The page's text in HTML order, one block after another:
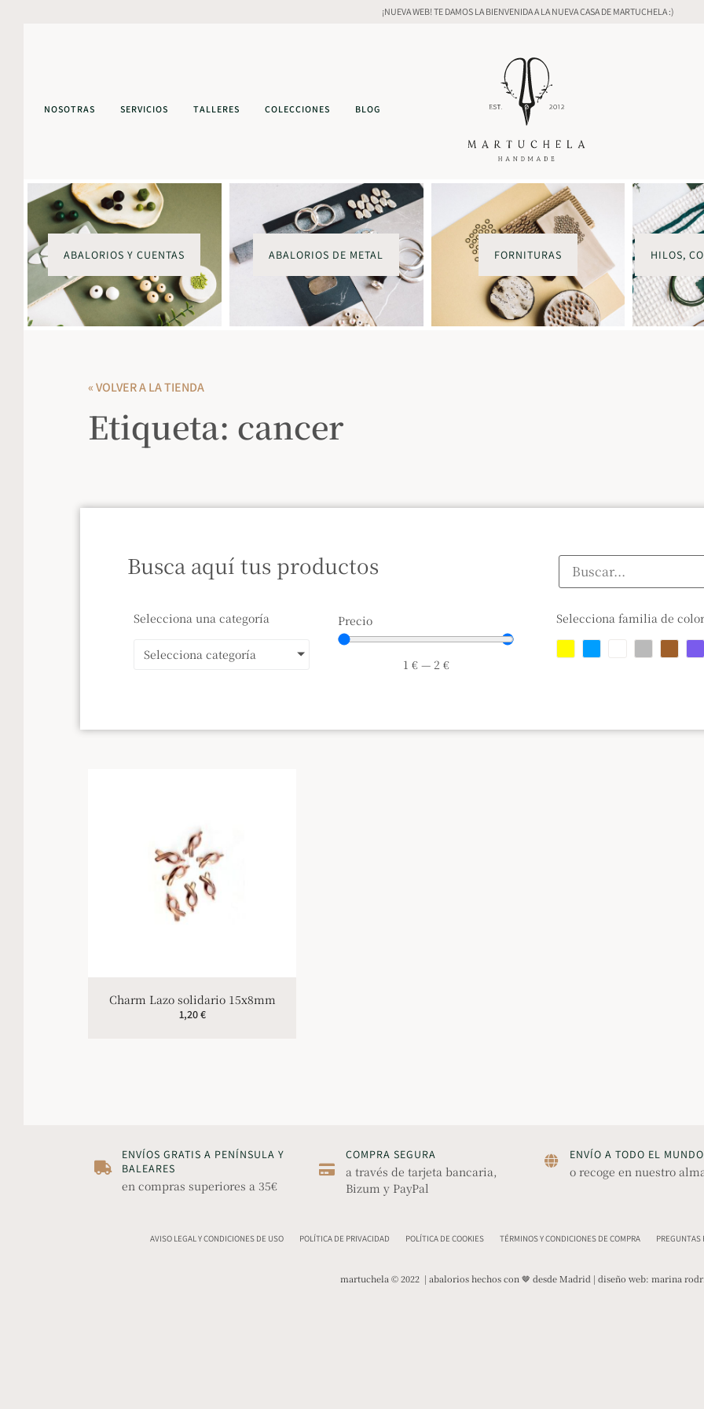
¡NUEVA WEB! TE DAMOS LA BIENVENIDA A LA NUEVA CASA DE MARTUCHELA :)
NOSOTRAS SERVICIOS TALLERES COLECCIONES BLOG
ABALORIOS Y CUENTAS ABALORIOS DE METAL FORNITURAS HILOS,
« VOLVER A LA TIENDA
Etiqueta: cancer
Busca aquí tus productos
Selecciona una categoría
Selecciona categoría
Precio
1 €— 2 €
Selecciona familia de
Charm Lazo solidario 15x8mm
1,20€
ENVÍOS GRATIS A PENÍNSULA Y
BALEARES
en compras superiores a 35€
COMPRA SEGURA
a través de tarjeta bancaria,
Bizum y PayPal
ENVÍO A TODO EL MUNDO
o recoge en nuestro
AVISO LEGAL Y CONDICIONES DE USO POLÍTICA DE PRIVACIDAD POLÍTICA DE COOKIES TÉRMINOS Y CONDICIONES DE COMPRA PREGUNTAS
martuchela © 2022 | abalorios hechos con 🤎 desde Madrid | diseño web: marina